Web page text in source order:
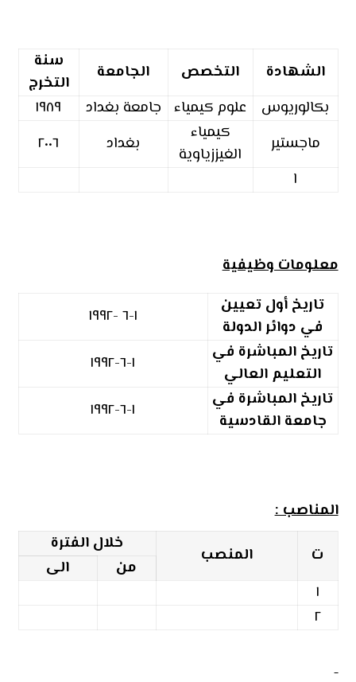
الشهادة التخصص الجامعة
سنة
التخرج
بكالوريوس
علوم كيمياء جامعة بغداد
١٩٨٩
ماجستير
كيمياء
الغيززياوية
بغداد
٢٠٠٦
ا
معلومات وظيفية
تاريخ أول تعيين
في دوائر الدولة
١-٦ -١٩٩٢
تاريخ المباشرة في
التعليم العالي
١-٦-١٩٩٢
تاريخ المباشرة في
جامعة القادسية
١-٦-١٩٩٢
المناصب :
ت
المنصب
خلال الفترة
من
الى
١
٢